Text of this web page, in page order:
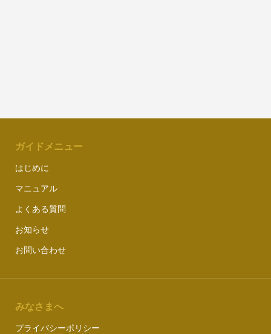
ガイドメニュー
はじめに
マニュアル
よくある質問
お知らせ
お問い合わせ
みなさまへ
プライバシーポリシー